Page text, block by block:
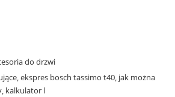
do drzwi
,ekspres bosch tassimo t40, jak można
, kalkulator l